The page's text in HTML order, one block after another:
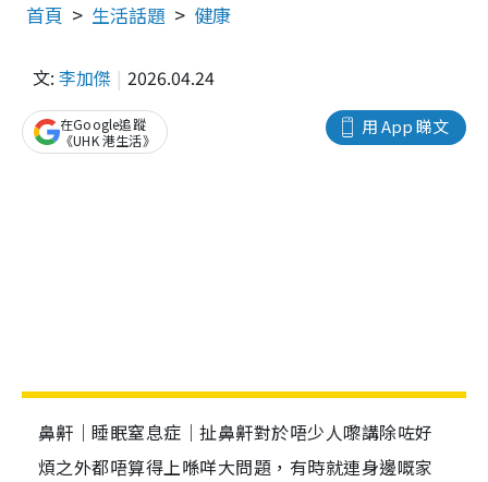
首頁 生活話題 健康
文: 李加傑 2026.04.24
用 App 睇文
在Google追蹤
《UHK 港生活》
鼻鼾｜睡眠窒息症｜扯鼻鼾對於唔少人嚟講除咗好
煩之外都唔算得上喺咩大問題，有時就連身邊嘅家